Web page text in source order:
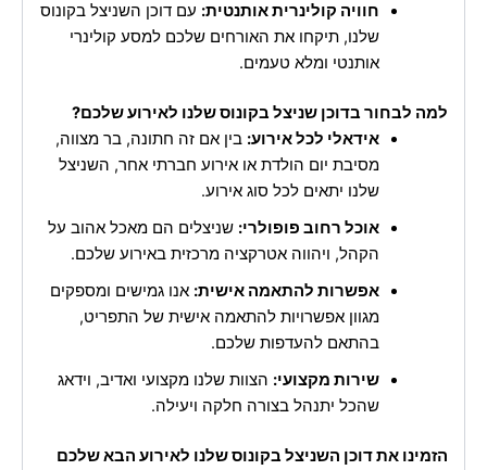
חוויה קולינרית אותנטית: עם דוכן השניצל בקונוס
שלנו, תיקחו את האורחים שלכם למסע קולינרי
אותנטי ומלא טעמים.
למה לבחור בדוכן שניצל בקונוס שלנו לאירוע שלכם?
אידאלי לכל אירוע: בין אם זה חתונה, בר מצווה,
מסיבת יום הולדת או אירוע חברתי אחר, השניצל
שלנו יתאים לכל סוג אירוע.
אוכל רחוב פופולרי: שניצלים הם מאכל אהוב על
הקהל, ויהווה אטרקציה מרכזית באירוע שלכם.
אפשרות להתאמה אישית: אנו גמישים ומספקים
מגוון אפשרויות להתאמה אישית של התפריט,
בהתאם להעדפות שלכם.
שירות מקצועי: הצוות שלנו מקצועי ואדיב, וידאג
שהכל יתנהל בצורה חלקה ויעילה.
הזמינו את דוכן השניצל בקונוס שלנו לאירוע הבא שלכם